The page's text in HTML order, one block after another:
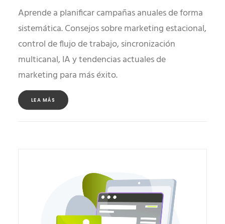
Aprende a planificar campañas anuales de forma
sistemática. Consejos sobre marketing estacional,
control de flujo de trabajo, sincronización
multicanal, IA y tendencias actuales de
marketing para más éxito.
LEA MÁS